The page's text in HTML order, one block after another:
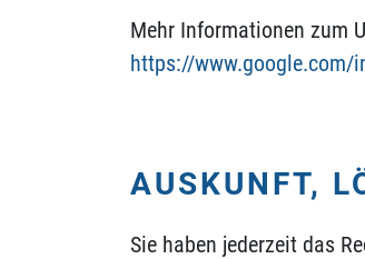
Mehr Informationen zum
https://
AUSKUNFT,
Sie haben jederzeit das